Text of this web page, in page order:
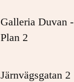
Galleria Duvan -
Plan 2
Järnvägsgatan 2